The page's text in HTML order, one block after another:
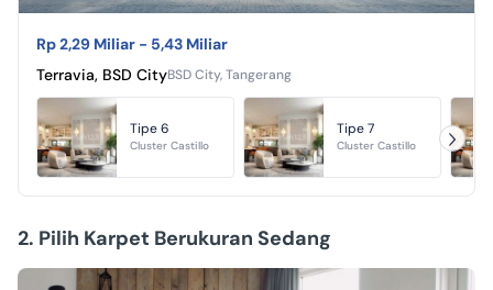
Rp 2,29 Miliar - 5,43 Miliar
Terravia, BSD CityBSD City, Tangerang
Tipe 6
Cluster Castillo
Tipe 7
Cluster Castillo
2. Pilih Karpet Berukuran Sedang